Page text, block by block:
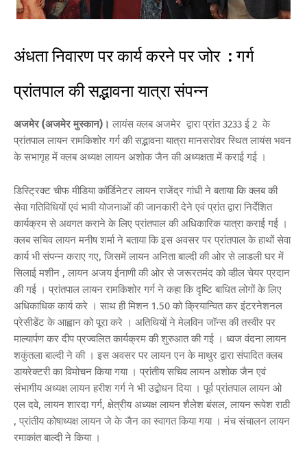
अंधता निवारण पर कार्य करने पर जोर : गर्ग
प्रांतपाल की सद्भावना यात्रा संपन्न
अजमेर (अजमेर मुस्कान)। लायंस क्लब अजमेर द्वारा प्रांत 3233 ई 2 के
प्रांतपाल लायन रामकिशोर गर्ग की सद्भावना यात्रा मानसरोवर स्थित लायंस भवन
के सभागृह में क्लब अध्यक्ष लायन अशोक जैन की अध्यक्षता में कराई गई ।
डिस्ट्रिक्ट चीफ मीडिया कॉर्डिनेटर लायन राजेंद्र गांधी ने बताया कि क्लब की
सेवा गतिविधियों एवं भावी योजनाओं की जानकारी देने एवं प्रांत द्वारा निर्देशित
कार्यक्रम से अवगत कराने के लिए प्रांतपाल की अधिकारिक यात्रा कराई गई ।
क्लब सचिव लायन मनीष शर्मा ने बताया कि इस अवसर पर प्रांतपाल के हाथों सेवा
कार्य भी संपन्न कराए गए, जिसमें लायन अनिता बाल्दी की ओर से लाडली घर में
सिलाई मशीन , लायन अजय ईनाणी की ओर से जरूरतमंद को व्हील चेयर प्रदान
की गई । प्रांतपाल लायन रामकिशोर गर्ग ने कहा कि दृष्टि बाधित लोगों के लिए
अधिकाधिक कार्य करे । साथ ही मिशन 1.50 को क्रियान्वित कर इंटरनेशनल
प्रेसीडेंट के आह्वान को पूरा करे । अतिथियों ने मेलविन जॉन्स की तस्वीर पर
माल्यार्पण कर दीप प्रज्वलित कार्यक्रम की शुरुआत की गई । ध्वज वंदना लायन
शकुंतला बाल्दी ने की । इस अवसर पर लायन एन के माथुर द्वारा संपादित क्लब
डायरेक्टरी का विमोचन किया गया । प्रांतीय सचिव लायन अशोक जैन एवं
संभागीय अध्यक्ष लायन हरीश गर्ग ने भी उद्बोधन दिया । पूर्व प्रांतपाल लायन ओ
एल दवे, लायन शारदा गर्ग, क्षेत्रीय अध्यक्ष लायन शैलेश बंसल, लायन रूपेश राठी
, प्रांतीय कोषाध्यक्ष लायन जे के जैन का स्वागत किया गया । मंच संचालन लायन
रमाकांत बाल्दी ने किया ।